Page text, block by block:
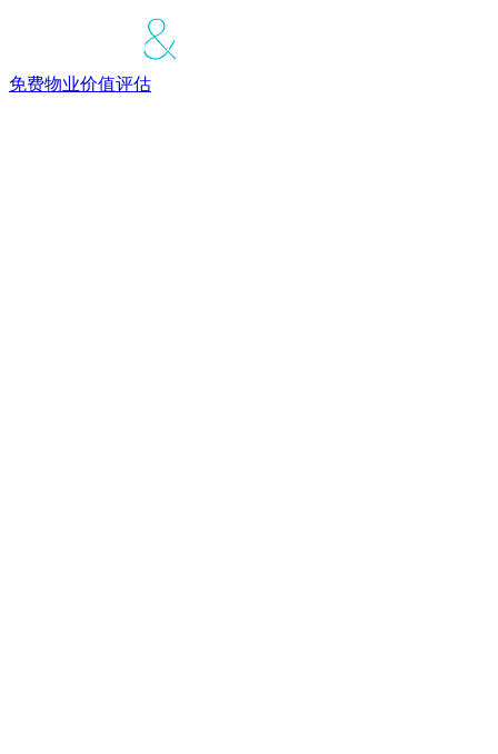
免费物业价值评估